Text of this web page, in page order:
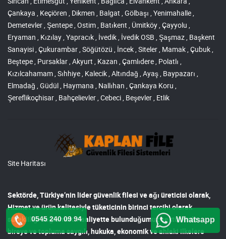
Çankaya , Keçiören , Dikmen , Balgat , Gölbaşı , Yenimahalle ,
Demetevler , Şentepe , Ostim , Batıkent , Ümitköy , Çayyolu ,
Eryaman , Kızılay , Yapracık , İvedik , İvedik OSB , Şaşmaz , Başkent
Sanayisi , Çukurambar , Söğütözü , İncek , Siteler , Mamak , Çubuk ,
Beştepe , Pursaklar , Akyurt , Kazan , Çamlıdere , Polatlı ,
Kızılcahamam , Sıhhiye , Kalecik , Altındağ , Ayaş , Baypazarı ,
Elmadağ , Güdül , Haymana , Nallıhan , Çankaya Koru ,
Şereflikoçhisar , Bahçelievler , Cebeci , Beşevler , Etlik
Site Haritası
Sektörde, Türkiye’nin lidergüvenlik filesi ve ağı üreticisi olarak,
Hizmet ve ürün kalitesiyle tüketicinin birinci tercihi olarak
sürekliliği sağlamak. Faaliyette bulunduğumuz sektörlerde;
bireye ve topluma saygılı, hukuka, ekonomik ve ahlaki ilkelere
0545 240 09 94 Whatsapp